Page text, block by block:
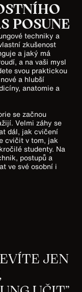
POSUNE
techniky a
zkušenost
a jaký má
a na vaši mysl
svou praktickou
a hlubší
anatomie a
se začnou
Velmi záhy se
dál, jak cvičení
cvičit v tom, jak
studenty. Na
postupů a
ve své osobní i
JEN